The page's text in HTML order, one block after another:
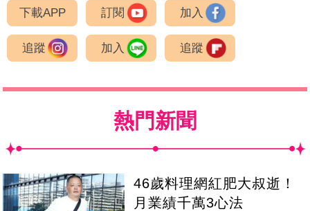
下載APP 訂閱 加入
追蹤 加入 追蹤
熱門新聞
46歲料理網紅肥大叔逝！
月業績千萬3心法